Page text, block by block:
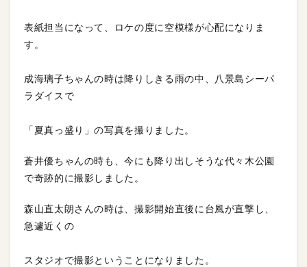
表紙担当になって、ロケの度に空模様が心配になりま
す。
成海璃子ちゃんの時は降りしきる雨の中、八景島シーパ
ラダイスで
「夏真っ盛り」の写真を撮りました。
蒼井優ちゃんの時も、今にも降り出しそうな代々木公園
で奇跡的に撮影しました。
森山直太朗さんの時は、撮影開始直後に台風が直撃し、
急遽近くの
スタジオで撮影ということになりました。